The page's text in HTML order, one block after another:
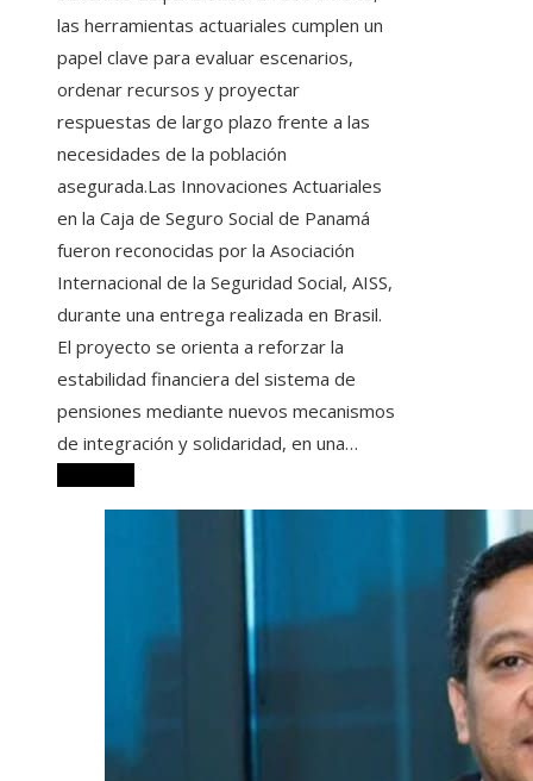
las herramientas actuariales cumplen un
papel clave para evaluar escenarios,
ordenar recursos y proyectar
respuestas de largo plazo frente a las
necesidades de la población
asegurada.Las Innovaciones Actuariales
en la Caja de Seguro Social de Panamá
fueron reconocidas por la Asociación
Internacional de la Seguridad Social, AISS,
durante una entrega realizada en Brasil.
El proyecto se orienta a reforzar la
estabilidad financiera del sistema de
pensiones mediante nuevos mecanismos
de integración y solidaridad, en una…